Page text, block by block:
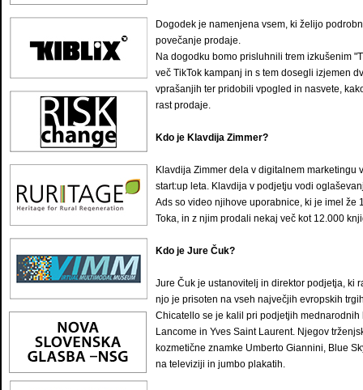
Dogodek je namenjena vsem, ki želijo
povečanje prodaje.
Na dogodku bomo prisluhnili trem izkušenim
več TikTok kampanj in s tem dosegli izjemen
vprašanjih ter pridobili vpogled in nasvete,
rast prodaje.
Kdo je Klavdija Zimmer?
Klavdija Zimmer dela v digitalnem
start:up leta. Klavdija v podjetju vodi
Ads so video njihove uporabnice, ki je imel
Toka, in z njim prodali nekaj več kot 12.000
Kdo je Jure Čuk?
Jure Čuk je ustanovitelj in direktor podjetja, ki
njo je prisoten na vseh največjih evropskih
Chicatello se je kalil pri podjetjih
Lancome in Yves Saint Laurent. Njegov
kozmetične znamke Umberto Giannini, Blue
na televiziji in jumbo plakatih.